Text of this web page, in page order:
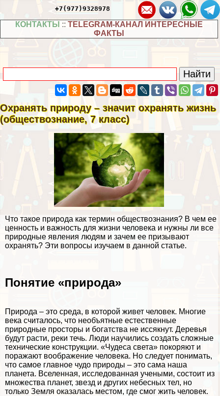
+7(977)9328978
КОНТАКТЫ :: TELEGRAM-КАНАЛ ИНТЕРЕСНЫЕ
ФАКТЫ
Охранять природу – значит охранять жизнь
(обществознание, 7 класс)
Что такое природа как термин обществознания? В чем ее
ценность и важность для жизни человека и нужны ли все
природные явления людям и зачем ее призывают
охранять? Эти вопросы изучаем в данной статье.
Понятие «природа»
Природа – это среда, в которой живет человек. Многие
века считалось, что необъятные естественные
природные просторы и богатства не иссякнут. Деревья
будут расти, реки течь. Люди научились создать сложные
технические конструкции. «Чудеса света» покоряют и
поражают воображение человека. Но следует понимать,
что самое главное чудо природы – это сама наша
планета. Вселенная, исследованная учеными, состоит из
множества планет, звезд и других небесных тел, но
только Земля оказалась местом, где смог жить человек.